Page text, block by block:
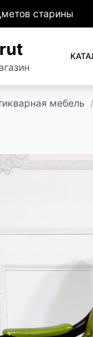
старины
мебель /